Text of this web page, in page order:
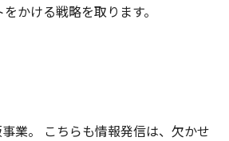
かける戦略を取ります。
業。 こちらも情報発信は、欠かせ